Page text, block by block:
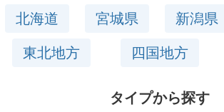
北海道
宮城県 新潟県
東北地方
四国地方
タイプから探す